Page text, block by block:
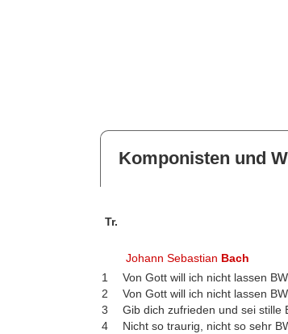
Komponisten und
Tr.
Johann Sebastian Bach
1
Von Gott will ich nicht lassen
2
Von Gott will ich nicht lassen
3
Gib dich zufrieden und sei stille
4
Nicht so traurig, nicht so sehr